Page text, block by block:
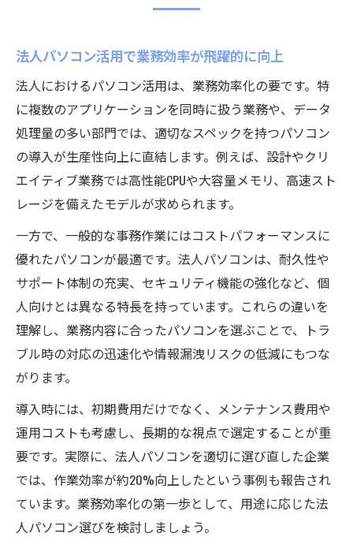
法人向けパソコンの新たな活用事例と成功
最適なパソコン選びが法人イノベーションの鍵
法人パソコン選定で押さえるべき最新ポイ
ント
法人イノベーションを加速するパソコンの
選び方
用途別に選ぶ法人向けパソコンの最適解と
は
法人パソコン選びで失敗しないチェックリ
スト
PCコミュニケーションズで学ぶ法人選定術
個人向けと法人向けPCの違いを徹底解明
法人パソコンと個人用PCの機能差を詳しく
い
法人向けパソコンが重視する管理性と信頼
性
個人PCと法人パソコンの運用コスト比較の
ポイント
法人パソコン活用で業務効率が飛躍的に向上
法人におけるパソコン活用は、業務効率化の要です。特
に複数のアプリケーションを同時に扱う業務や、データ
処理量の多い部門では、適切なスペックを持つパソコン
の導入が生産性向上に直結します。例えば、設計やクリ
エイティブ業務では高性能CPUや大容量メモリ、高速スト
レージを備えたモデルが求められます。
一方で、一般的な事務作業にはコストパフォーマンスに
優れたパソコンが最適です。法人パソコンは、耐久性や
サポート体制の充実、セキュリティ機能の強化など、個
人向けとは異なる特長を持っています。これらの違いを
理解し、業務内容に合ったパソコンを選ぶことで、トラ
ブル時の対応の迅速化や情報漏洩リスクの低減にもつな
がります。
導入時には、初期費用だけでなく、メンテナンス費用や
運用コストも考慮し、長期的な視点で選定することが重
要です。実際に、法人パソコンを適切に選び直した企業
では、作業効率が約20%向上したという事例も報告され
ています。業務効率化の第一歩として、用途に応じた法
人パソコン選びを検討しましょう。